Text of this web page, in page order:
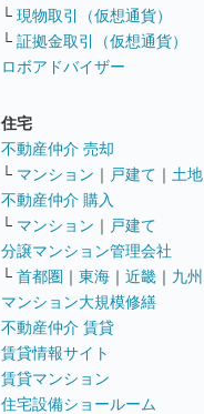
└ 現物取引（仮想通貨）
└ 証拠金取引（仮想通貨）
ロボアドバイザー
住宅
不動産仲介 売却
└ マンション ｜ 戸建て ｜ 土地
不動産仲介 購入
└ マンション ｜ 戸建て
分譲マンション管理会社
└ 首都圏 ｜ 東海 ｜ 近畿 ｜ 九州
マンション大規模修繕
不動産仲介 賃貸
賃貸情報サイト
賃貸マンション
住宅設備ショールーム